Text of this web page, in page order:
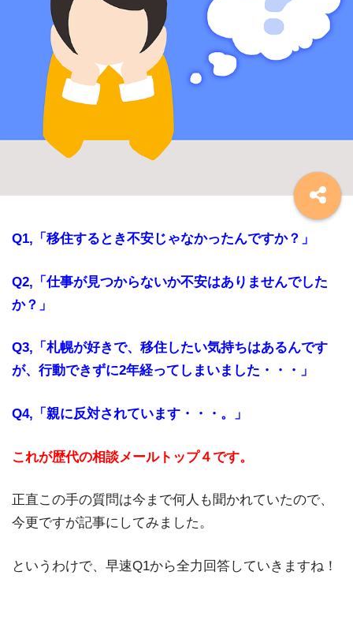
Q1,「移住するとき不安じゃなかったんですか？」
Q2,「仕事が見つからないか不安はありませんでした
か？」
Q3,「札幌が好きで、移住したい気持ちはあるんです
が、行動できずに2年経ってしまいました・・・」
Q4,「親に反対されています・・・。」
これが歴代の相談メールトップ４です。
正直この手の質問は今まで何人も聞かれていたので、
今更ですが記事にしてみました。
というわけで、早速Q1から全力回答していきますね！